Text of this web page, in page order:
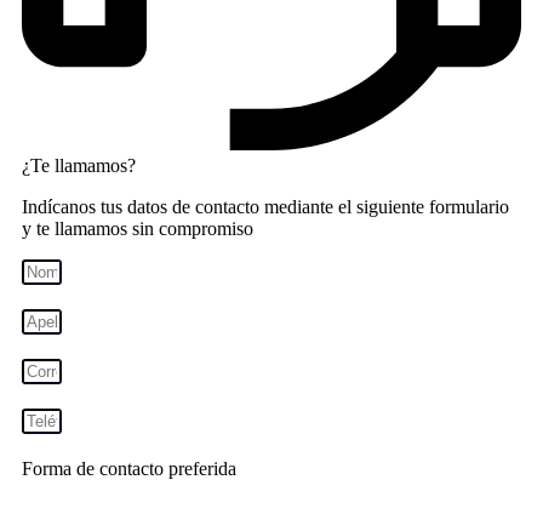
¿Te llamamos?
Indícanos tus datos de contacto mediante el siguiente formulario
y te llamamos sin compromiso
Forma de contacto preferida